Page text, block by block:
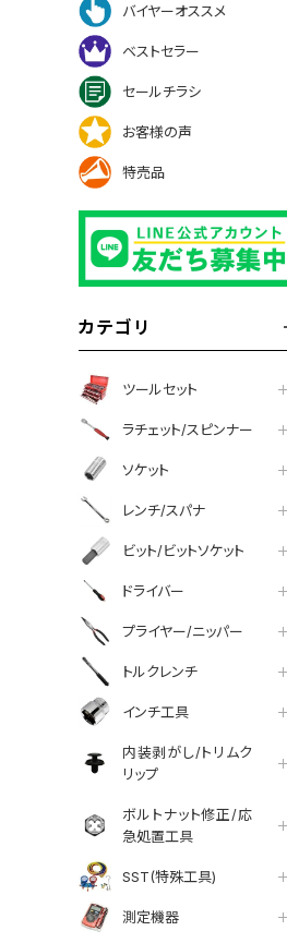
バイヤーオススメ
ベストセラー
セールチラシ
お客様の声
特売品
カテゴリ
ツールセット
ラチェット/スピンナー
ソケット
レンチ/スパナ
ビット/ビットソケット
ドライバー
プライヤー/ニッパー
トルクレンチ
インチ工具
内装剥がし/トリムク
リップ
ボルトナット修正/応
急処置工具
SST(特殊工具)
測定機器